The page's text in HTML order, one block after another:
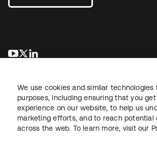
新しいタブで開く
新しいタブで開く
法務プライバシーポリシーサイト利用規約セ
We use cookies and similar technologies
purposes, including ensuring that you
experience on our website, to help us
marketing efforts, and to reach potential
across the web. To learn more, visit our